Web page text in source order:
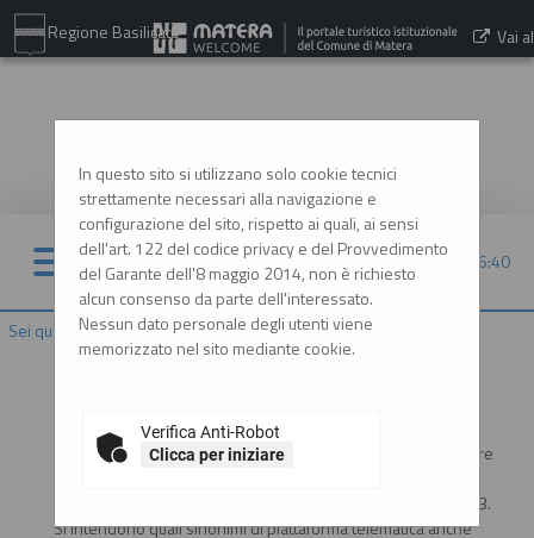
Regione Basilicata Vai al
06/08/2026 06:40
Sei qui: Home»Informazioni»F.A.Q.
In questo sito si utilizzano solo cookie tecnici
strettamente necessari alla navigazione e
configurazione del sito, rispetto ai quali, ai sensi
dell'art. 122 del codice privacy e del Provvedimento
del Garante dell'8 maggio 2014, non è richiesto
alcun consenso da parte dell'interessato.
Nessun dato personale degli utenti viene
memorizzato nel sito mediante cookie.
Verifica Anti-Robot
Clicca per iniziare
Si intende il presente sistema informatico (software e
hardware) attraverso il quale è possibile espletare procedure
delle disposizioni di cui al codice degli appalti - Dlgs 36/2023.
Si intendono quali sinonimi di piattaforma telematica anche